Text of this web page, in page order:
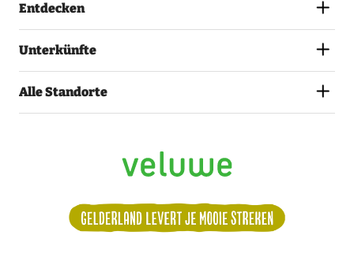
Entdecken
Unterkünfte
Alle Standorte